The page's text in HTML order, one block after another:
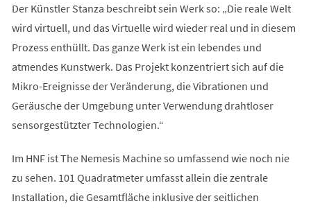
Der Künstler Stanza beschreibt sein Werk so: „Die reale Welt
wird virtuell, und das Virtuelle wird wieder real und in diesem
Prozess enthüllt. Das ganze Werk ist ein lebendes und
atmendes Kunstwerk. Das Projekt konzentriert sich auf die
Mikro-Ereignisse der Veränderung, die Vibrationen und
Geräusche der Umgebung unter Verwendung drahtloser
sensorgestützter Technologien.“
Im HNF ist The Nemesis Machine so umfassend wie noch nie
zu sehen. 101 Quadratmeter umfasst allein die zentrale
Installation, die Gesamtfläche inklusive der seitlichen